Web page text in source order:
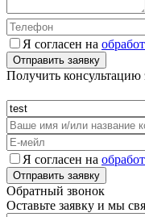
Я согласен на
Получить консультацию
Я согласен на
Обратный звонок
Оставьте заявку и мы